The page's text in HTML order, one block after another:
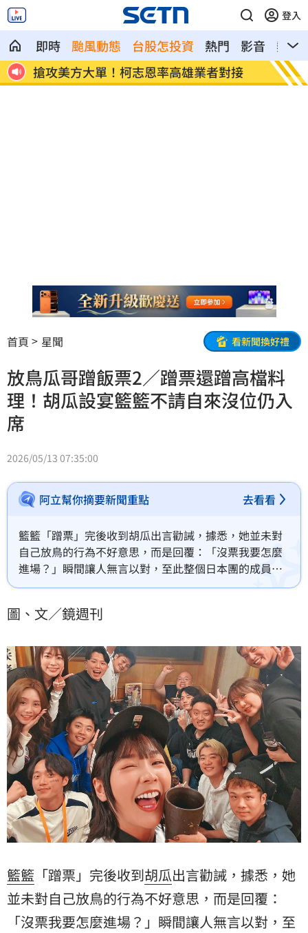
登入
即時 颱風動態 台股怎投資 熱門 影音
熱搜
棄
搶攻美方大單！柯志恩率高雄業者對接
男星
台
首頁 星聞 看新聞換好禮
放鳥瓜哥蹭飯票2／蹭票還蹭高檔料
理！胡瓜設宴籃籃不請自來沒位仍入
席
2026/05/13 07:35:00
阿立幫你摘要新聞重點 去看看
籃籃「蹭票」完後收到胡瓜出言勸誡，據悉，她並未對
自己放鳥的行為不好意思，而是回覆：「沒票我要怎麼
進場？」瞬間讓人無言以對，至此整個日本團的成員
們，都已經懶得再理籃籃；沒想到她之後還能再上演
圖、文／鏡週刊
籃籃 「蹭票」完後收到胡瓜出言勸誡，據悉，她
並未對自己放鳥的行為不好意思，而是回覆：
「沒票我要怎麼進場？」瞬間讓人無言以對，至